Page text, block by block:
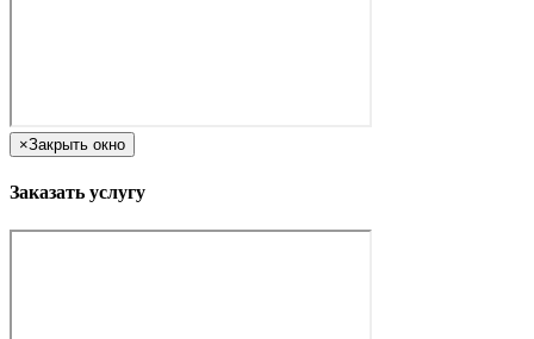
×Закрыть окно
Заказать услугу